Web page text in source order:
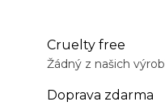
Cruelty free
Žádný z našich
Doprava zdarma